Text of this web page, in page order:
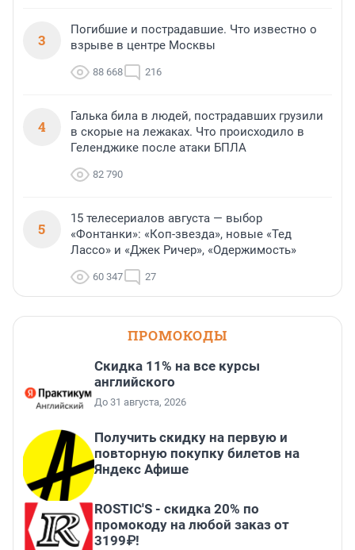
3
Погибшие и пострадавшие. Что известно о
взрыве в центре Москвы
88 668 216
4
Галька била в людей, пострадавших грузили
в скорые на лежаках. Что происходило в
Геленджике после атаки БПЛА
82 790
5
15 телесериалов августа — выбор
«Фонтанки»: «Коп-звезда», новые «Тед
Лассо» и «Джек Ричер», «Одержимость»
60 347 27
ПРОМОКОДЫ
Скидка 11% на все курсы
английского
До 31 августа, 2026
Получить скидку на первую и
повторную покупку билетов на
Яндекс Афише
ROSTIC'S - скидка 20% по
промокоду на любой заказ от
3199₽!